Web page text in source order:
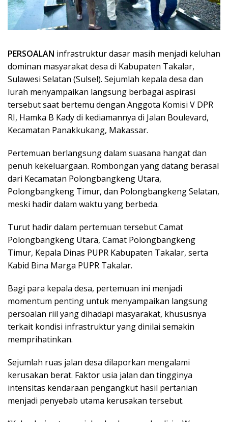
PERSOALAN infrastruktur dasar masih menjadi keluhan
dominan masyarakat desa di Kabupaten Takalar,
Sulawesi Selatan (Sulsel). Sejumlah kepala desa dan
lurah menyampaikan langsung berbagai aspirasi
tersebut saat bertemu dengan Anggota Komisi V DPR
RI, Hamka B Kady di kediamannya di Jalan Boulevard,
Kecamatan Panakkukang, Makassar.
Pertemuan berlangsung dalam suasana hangat dan
penuh kekeluargaan. Rombongan yang datang berasal
dari Kecamatan Polongbangkeng Utara,
Polongbangkeng Timur, dan Polongbangkeng Selatan,
meski hadir dalam waktu yang berbeda.
Turut hadir dalam pertemuan tersebut Camat
Polongbangkeng Utara, Camat Polongbangkeng
Timur, Kepala Dinas PUPR Kabupaten Takalar, serta
Kabid Bina Marga PUPR Takalar.
Bagi para kepala desa, pertemuan ini menjadi
momentum penting untuk menyampaikan langsung
persoalan riil yang dihadapi masyarakat, khususnya
terkait kondisi infrastruktur yang dinilai semakin
memprihatinkan.
Sejumlah ruas jalan desa dilaporkan mengalami
kerusakan berat. Faktor usia jalan dan tingginya
intensitas kendaraan pengangkut hasil pertanian
menjadi penyebab utama kerusakan tersebut.